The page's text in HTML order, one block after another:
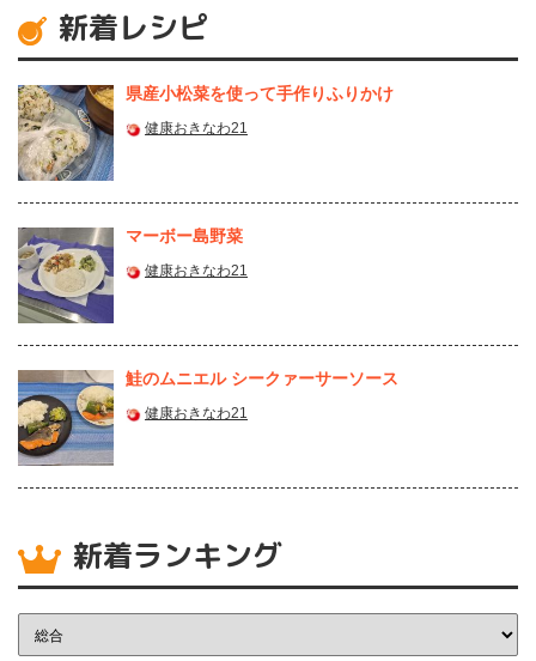
新着レシピ
県産⼩松菜を使って⼿作りふりかけ
健康おきなわ21
マーボー島野菜
健康おきなわ21
鮭のムニエル シークァーサーソース
健康おきなわ21
新着ランキング